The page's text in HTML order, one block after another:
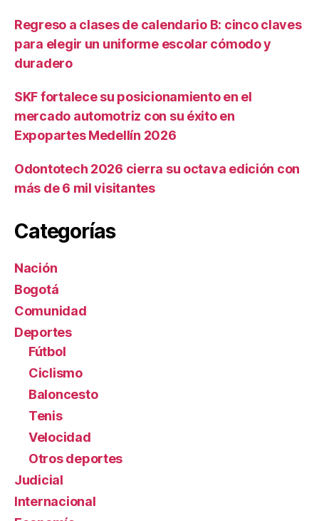
Regreso a clases de calendario B: cinco claves
para elegir un uniforme escolar cómodo y
duradero
SKF fortalece su posicionamiento en el
mercado automotriz con su éxito en
Expopartes Medellín 2026
Odontotech 2026 cierra su octava edición con
más de 6 mil visitantes
Categorías
Nación
Bogotá
Comunidad
Deportes
Fútbol
Ciclismo
Baloncesto
Tenis
Velocidad
Otros deportes
Judicial
Internacional